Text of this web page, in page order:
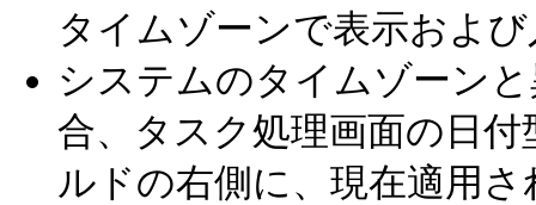
タイムゾーンで表示およ
システムのタイムゾーン
合、タスク処理画面の日
ルドの右側に、現在適用